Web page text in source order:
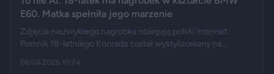
E60. Matka spełniła jego marzenie
Zdjęcia niezwykłego nagrobka obiegają polski Internet.
Pomnik 18-letniego Konrada został wystylizowany na
logo marki, a nawet elementy przypominające układ
06.08.2026 10:24